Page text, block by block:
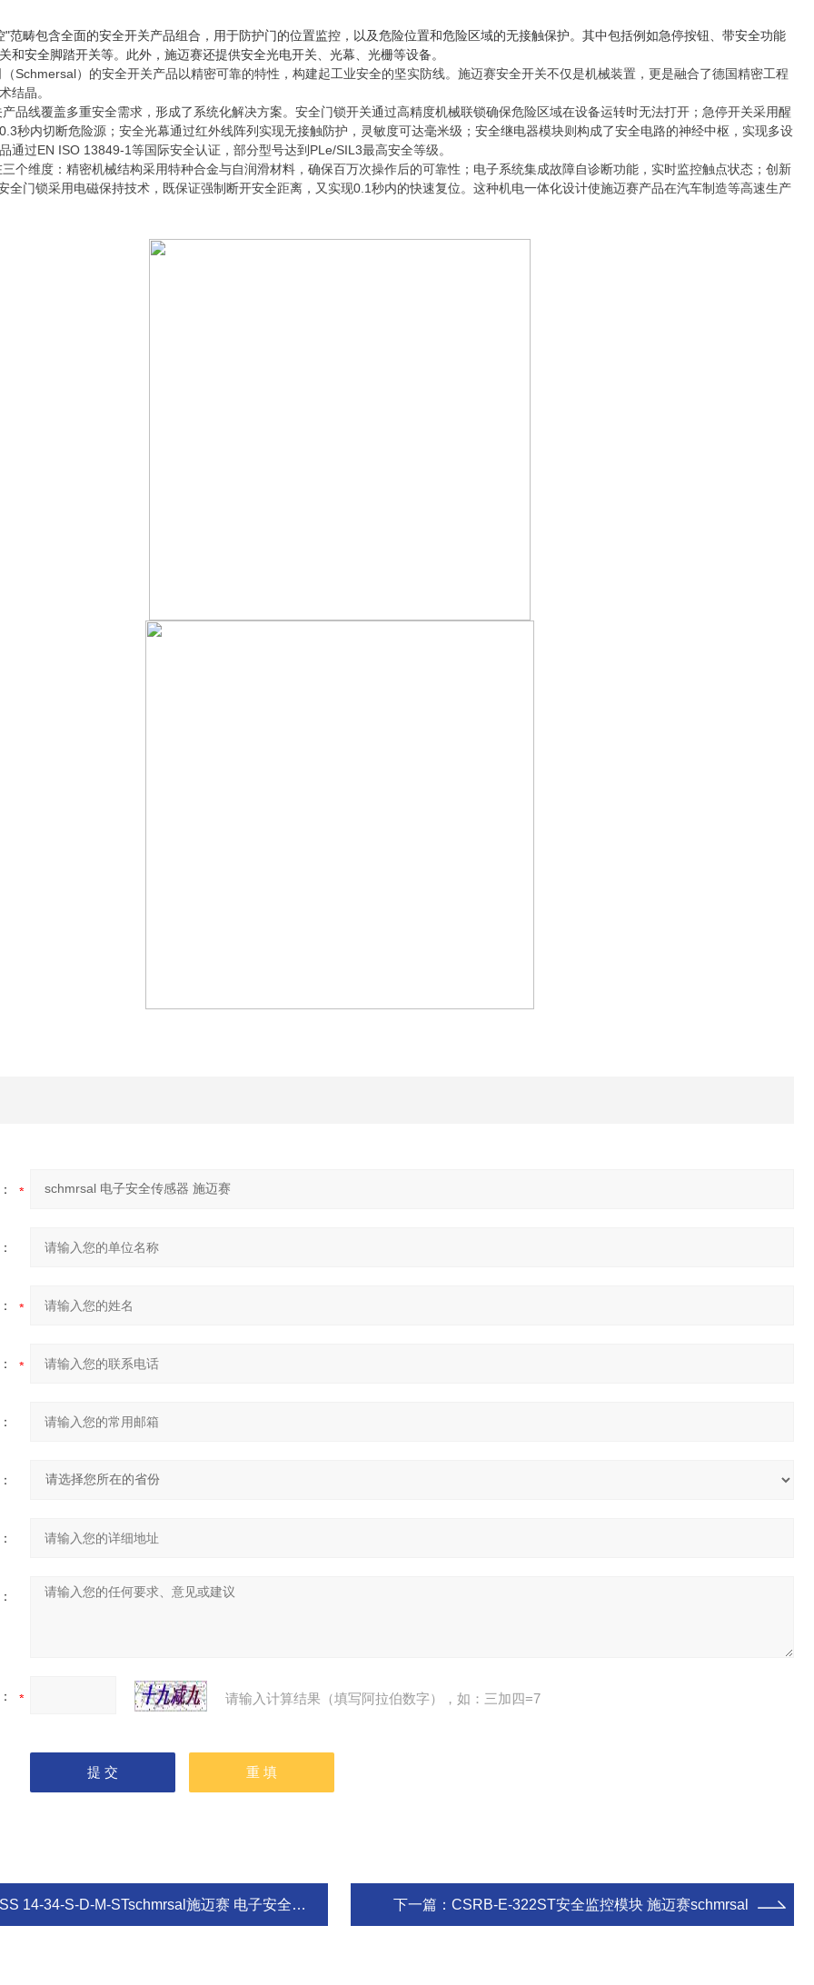
"范畴包含全面的安全开关产品组合，用于防护门的位置监控，以及危险位置和危险区域的无接触保护。其中包括例如急停按钮、带安全功能
和安全脚踏开关等。此外，施迈赛还提供安全光电开关、光幕、光栅等设备。
Schmersal）的安全开关产品以精密可靠的特性，构建起工业安全的坚实防线。施迈赛安全开关不仅是机械装置，更是融合了德国精密工程
结晶。
品线覆盖多重安全需求，形成了系统化解决方案。安全门锁开关通过高精度机械联锁确保危险区域在设备运转时无法打开；急停开关采用醒
秒内切断危险源；安全光幕通过红外线阵列实现无接触防护，灵敏度可达毫米级；安全继电器模块则构成了安全电路的神经中枢，实现多设
通过EN ISO 13849-1等国际安全认证，部分型号达到PLe/SIL3最高安全等级。
个维度：精密机械结构采用特种合金与自润滑材料，确保百万次操作后的可靠性；电子系统集成故障自诊断功能，实时监控触点状态；创新
全门锁采用电磁保持技术，既保证强制断开安全距离，又实现0.1秒内的快速复位。这种机电一体化设计使施迈赛产品在汽车制造等高速生产
请输入计算结果（填写阿拉伯数字），如：三加四=7
14-34-S-D-M-STschmrsal施迈赛 电子安全传感器 下一篇： CSRB-E-322ST安全监控模块 施迈赛schmrsal